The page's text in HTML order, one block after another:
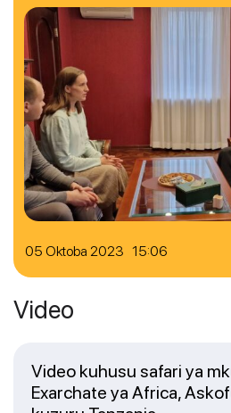
05 Oktoba 2023 15:06
Video
Video kuhusu safari ya
Exarchate ya Africa,